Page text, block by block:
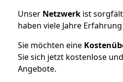
Unser Netzwerk ist
haben viele Jahre
Sie möchten eine
Sie sich jetzt kostenlose
Angebote.